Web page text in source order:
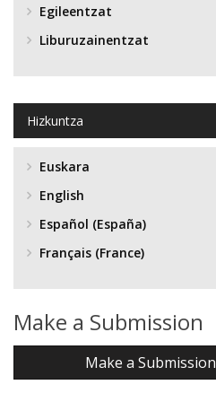
Egileentzat
Liburuzainentzat
Hizkuntza
Euskara
English
Español (España)
Français (France)
Make a Submission
Make a Submission